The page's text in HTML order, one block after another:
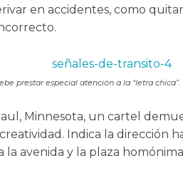
en accidentes, como
prestar especial atención a la “letra chica”.
Minnesota, un cartel
Indica la dirección
avenida y la plaza